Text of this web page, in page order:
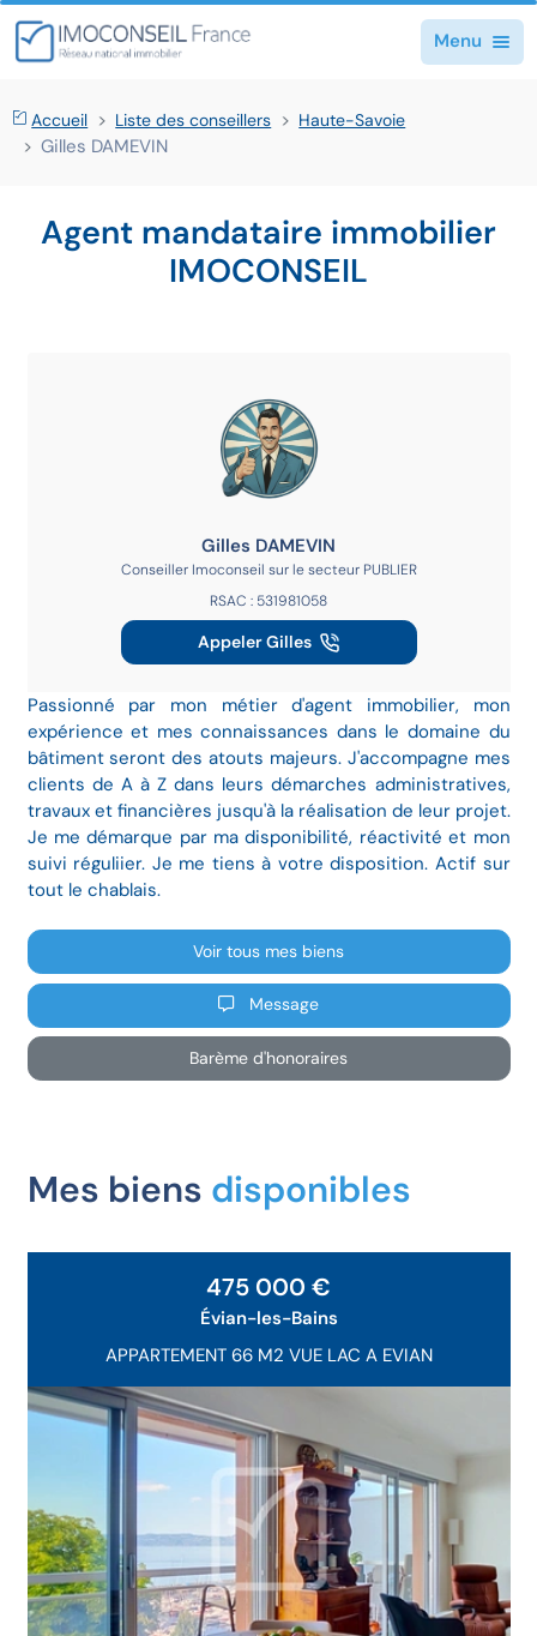
Menu
Accueil Liste des conseillers Haute-Savoie
Gilles DAMEVIN
Agent mandataire immobilier
IMOCONSEIL
Gilles DAMEVIN
Conseiller Imoconseil sur le secteur PUBLIER
RSAC : 531981058
Appeler Gilles
Passionné par mon métier d'agent immobilier, mon
expérience et mes connaissances dans le domaine du
bâtiment seront des atouts majeurs. J'accompagne mes
clients de A à Z dans leurs démarches administratives,
travaux et financières jusqu'à la réalisation de leur projet.
Je me démarque par ma disponibilité, réactivité et mon
suivi réguliier. Je me tiens à votre disposition. Actif sur
tout le chablais.
Voir tous mes biens
Message
Barème d'honoraires
Mes biens disponibles
APPARTEMENT 66 M2 VUE LAC A EVIAN
475 000 €
Évian-les-Bains